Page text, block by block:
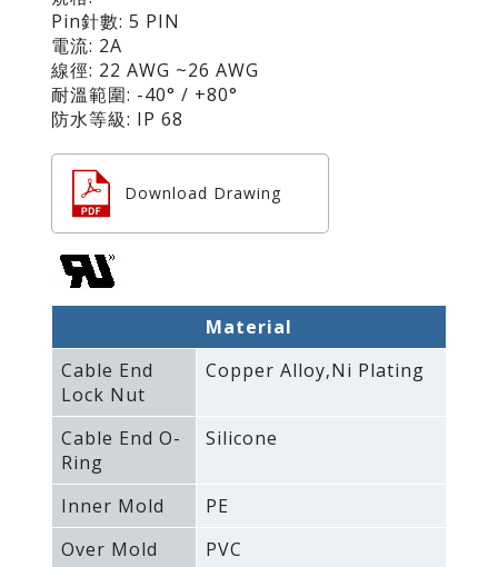
Pin針數: 5 PIN
電流: 2A
線徑: 22 AWG ~26 AWG
耐溫範圍: -40° / +80°
防水等級: IP 68
Download Drawing
Material
Cable End
Lock Nut
Copper Alloy‚Ni Plating
Cable End O-
Ring
Silicone
Inner Mold
PE
Over Mold
PVC